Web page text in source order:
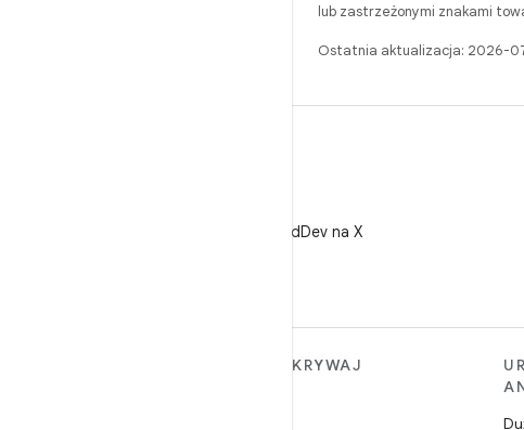
lub zastrzeżonymi znakami
Ostatnia aktualizacja: 2026-
Obserwuj @AndroidDev na X
ODKRYWAJ